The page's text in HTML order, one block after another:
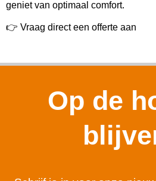
geniet van optimaal comfort.
👉 Vraag direct een offerte aan
Op de